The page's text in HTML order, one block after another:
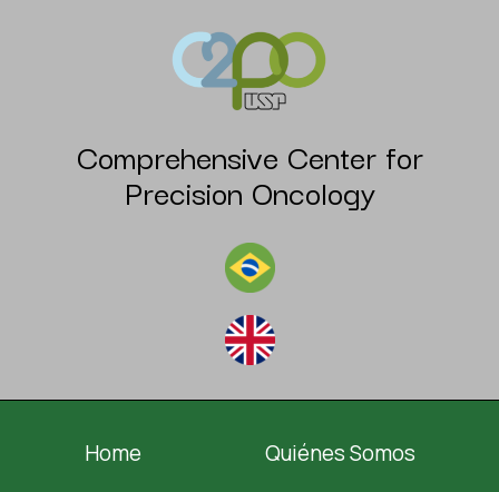
Comprehensive Center for
Precision Oncology
Home Quiénes Somos